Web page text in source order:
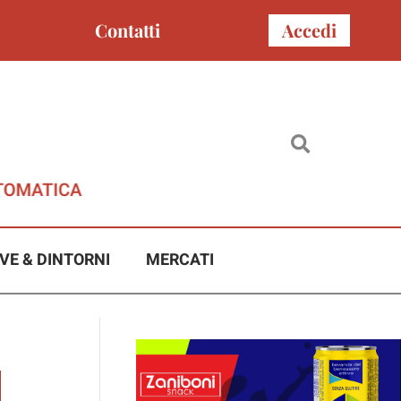
Contatti Accedi
& DINTORNI MERCATI